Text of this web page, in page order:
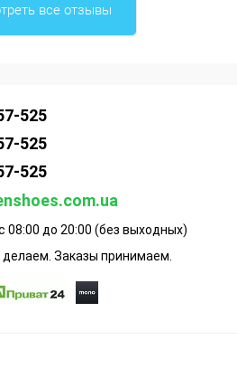
все отзывы
525
525
525
08:00 до 20:00 (без выходных)
делаем. Заказы принимаем.